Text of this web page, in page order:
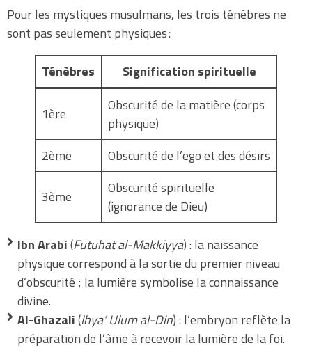
Pour les mystiques musulmans, les trois ténèbres ne
sont pas seulement physiques :
Ténèbres Signification spirituelle
1ère
Obscurité de la matière (corps
physique)
2ème
Obscurité de l’ego et des désirs
3ème
Obscurité spirituelle
(ignorance de Dieu)
Ibn Arabi(Futuhat al-Makkiyya) : la naissance
physique correspond à la sortie du premier niveau
d’obscurité ; la lumière symbolise la connaissance
divine.
Al-Ghazali(Ihya’ Ulum al-Din) : l’embryon reflète la
préparation de l’âme à recevoir la lumière de la foi.